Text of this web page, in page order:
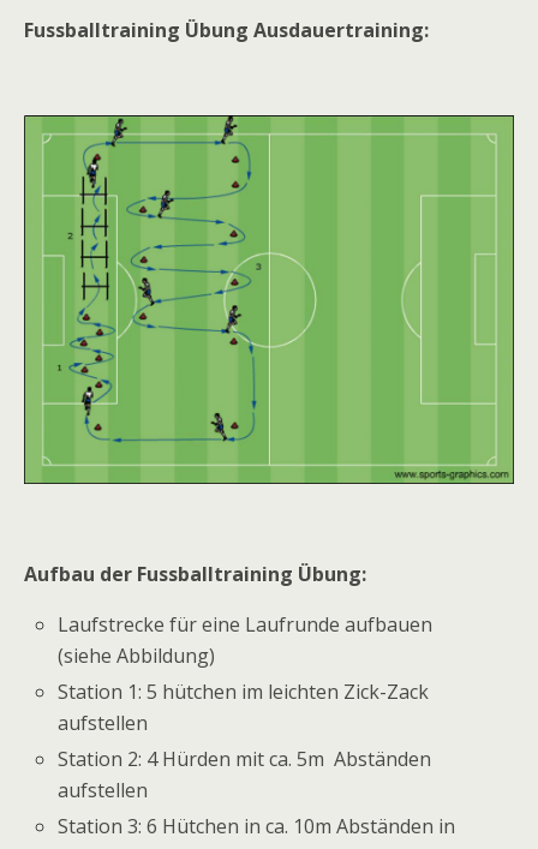
Fussballtraining Übung Ausdauertraining:
Aufbau der Fussballtraining Übung:
Laufstrecke für eine Laufrunde aufbauen
(siehe Abbildung)
Station 1: 5 hütchen im leichten Zick-Zack
aufstellen
Station 2: 4 Hürden mit ca. 5m Abständen
aufstellen
Station 3: 6 Hütchen in ca. 10m Abständen in